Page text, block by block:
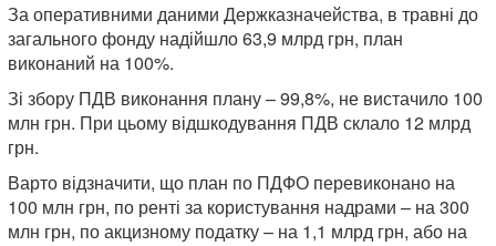
За оперативними даними Держказначейства, в травні до
загального фонду надійшло 63,9 млрд грн, план
виконаний на 100%.
Зі збору ПДВ виконання плану – 99,8%, не вистачило 100
млн грн. При цьому відшкодування ПДВ склало 12 млрд
грн.
Варто відзначити, що план по ПДФО перевиконано на
100 млн грн, по ренті за користування надрами – на 300
млн грн, по акцизному податку – на 1,1 млрд грн, або на